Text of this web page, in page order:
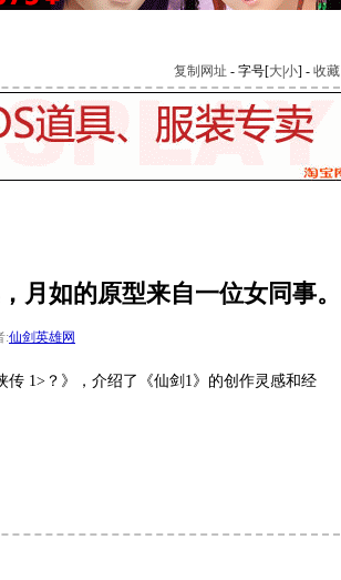
复制网址 - 字号[大|小] - 收藏
月如的原型来自一位女同事。
:仙剑英雄网
传 1>？》，介绍了《仙剑1》的创作灵感和经